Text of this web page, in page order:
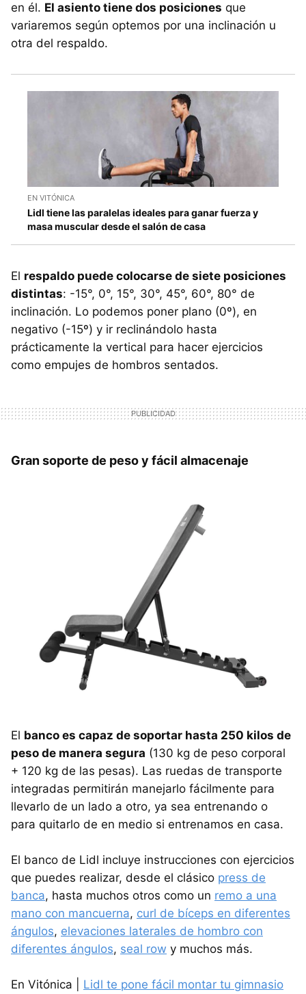
en él. El asiento tiene dos posiciones que
variaremos según optemos por una inclinación u
otra del respaldo.
EN VITÓNICA
Lidl tiene las paralelas ideales para ganar fuerza y
masa muscular desde el salón de casa
El respaldo puede colocarse de siete posiciones
distintas: -15°, 0°, 15°, 30°, 45°, 60°, 80° de
inclinación. Lo podemos poner plano (0º), en
negativo (-15º) y ir reclinándolo hasta
prácticamente la vertical para hacer ejercicios
como empujes de hombros sentados.
Gran soporte de peso y fácil almacenaje
El banco es capaz de soportar hasta 250 kilos de
peso de manera segura (130 kg de peso corporal
+ 120 kg de las pesas). Las ruedas de transporte
integradas permitirán manejarlo fácilmente para
llevarlo de un lado a otro, ya sea entrenando o
para quitarlo de en medio si entrenamos en casa.
El banco de Lidl incluye instrucciones con ejercicios
que puedes realizar, desde el clásico press de
banca, hasta muchos otros como un remo a una
mano con mancuerna, curl de bíceps en diferentes
ángulos, elevaciones laterales de hombro con
diferentes ángulos, seal row y muchos más.
En Vitónica | Lidl te pone fácil montar tu gimnasio